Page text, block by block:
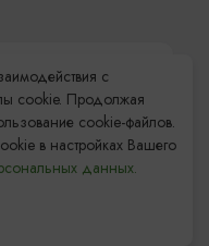
Карты и маршруты
Как доехать
с
cookie. Продолжая
cookie-файлов.
в настройках Вашего
данных.